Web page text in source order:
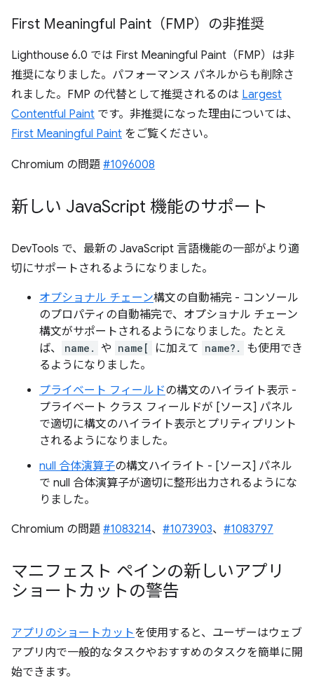
First Meaningful Paint（FMP）の非推奨
Lighthouse 6.0 では First Meaningful Paint（FMP）は非
推奨になりました。パフォーマンス パネルからも削除さ
れました。FMP の代替として推奨されるのは Largest
Contentful Paint です。非推奨になった理由については、
First Meaningful Paint をご覧ください。
Chromium の問題 #1096008
新しい JavaScript 機能のサポート
DevTools で、最新の JavaScript 言語機能の一部がより適
切にサポートされるようになりました。
オプショナル チェーン構文の自動補完 - コンソール
のプロパティの自動補完で、オプショナル チェーン
構文がサポートされるようになりました。たとえ
ば、
name. や name[ に加えて name?.
も使用でき
るようになりました。
プライベート フィールドの構文のハイライト表示 -
プライベート クラス フィールドが [ソース] パネル
で適切に構文のハイライト表示とプリティプリント
されるようになりました。
null 合体演算子の構文ハイライト - [ソース] パネル
で null 合体演算子が適切に整形出力されるようにな
りました。
Chromium の問題 #1083214、 #1073903、 #1083797
マニフェスト ペインの新しいアプリ
ショートカットの警告
アプリのショートカットを使用すると、ユーザーはウェブ
アプリ内で一般的なタスクやおすすめのタスクを簡単に開
始できます。